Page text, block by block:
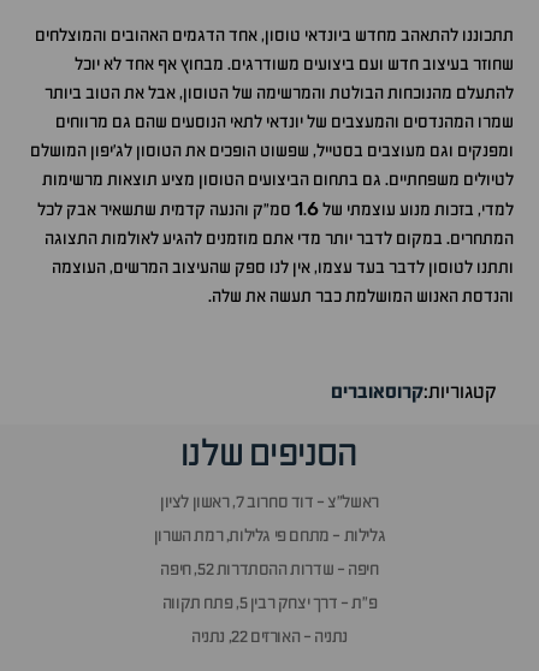
תתכוננו להתאהב מחדש ביונדאי טוסון, אחד הדגמים האהובים והמוצלחים
שחוזר בעיצוב חדש ועם ביצועים משודרגים. מבחוץ אף אחד לא יוכל
להתעלם מהנוכחות הבולטת והמרשימה של הטוסון, אבל את הטוב ביותר
שמרו המהנדסים והמעצבים של יונדאי לתאי הנוסעים שהם גם מרווחים
ומפנקים וגם מעוצבים בסטייל, שפשוט הופכים את הטוסון לג'יפון המושלם
לטיולים משפחתיים. גם בתחום הביצועים הטוסון מציע תוצאות מרשימות
למדי, בזכות מנוע עוצמתי של
1.6
סמ"ק והנעה קדמית שתשאיר אבק לכל
המתחרים. במקום לדבר יותר מדי אתם מוזמנים להגיע לאולמות התצוגה
ותתנו לטוסון לדבר בעד עצמו, אין לנו ספק שהעיצוב המרשים, העוצמה
והנדסת האנוש המושלמת כבר תעשה את שלה.
קטגוריות:קרוסאוברים
הסניפים שלנו
ראשל״צ - דוד סחרוב 7, ראשון לציון
גלילות - מתחם פי גלילות, רמת השרון
חיפה - שדרות ההסתדרות 52, חיפה
פ״ת - דרך יצחק רבין 5, פתח תקווה
נתניה - האורזים 22, נתניה